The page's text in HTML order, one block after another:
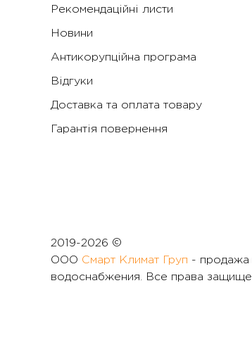
Рекомендаційні листи
Новини
Антикорупційна програма
Відгуки
Доставка та оплата товару
Гарантія повернення
2019-2026 ©
ООО Смарт Климат Груп - продажа
водоснабжения. Все права